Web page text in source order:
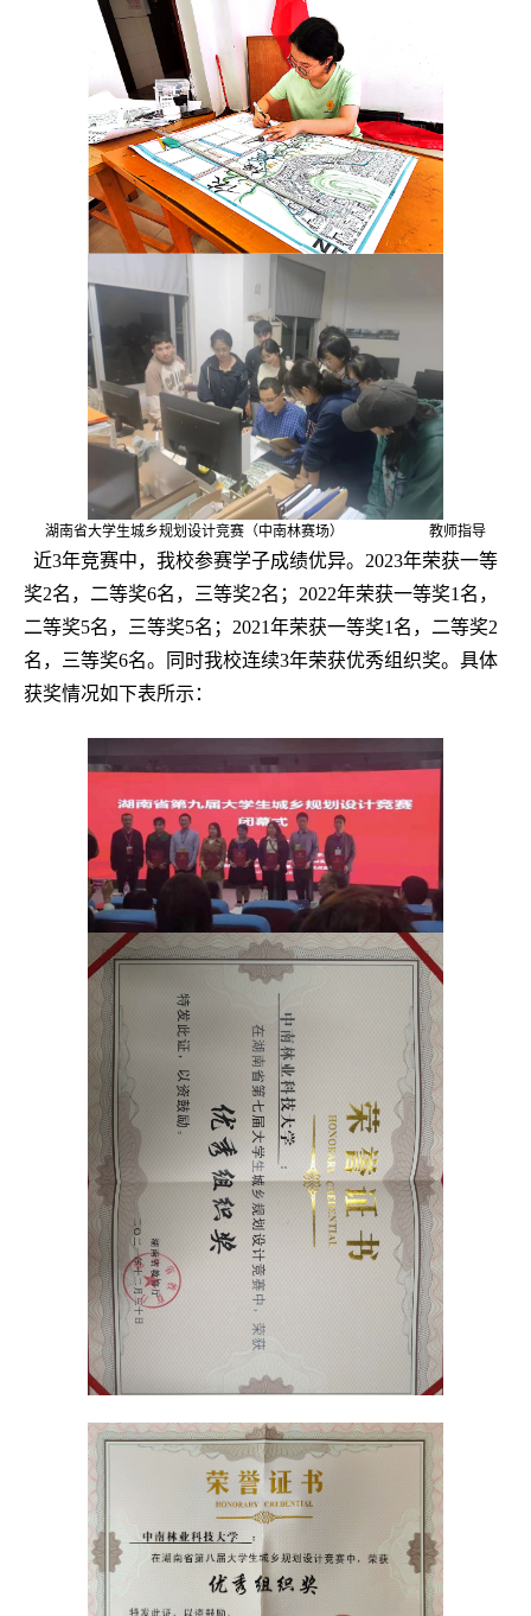
湖南省大学生城乡规划设计竞赛（中南林赛场） 教师指导
近3年竞赛中，我校参赛学子成绩优异。 2023年荣获一等
奖2名，二等奖6名，三等奖2名； 2022年荣获一等奖1 名，
二等奖5名，三等奖5名； 2021年荣获一等奖1 名，二等奖2
名，三等奖6名。同时我校连续3年荣获优秀组织奖。具体
获奖情况如下表所示：